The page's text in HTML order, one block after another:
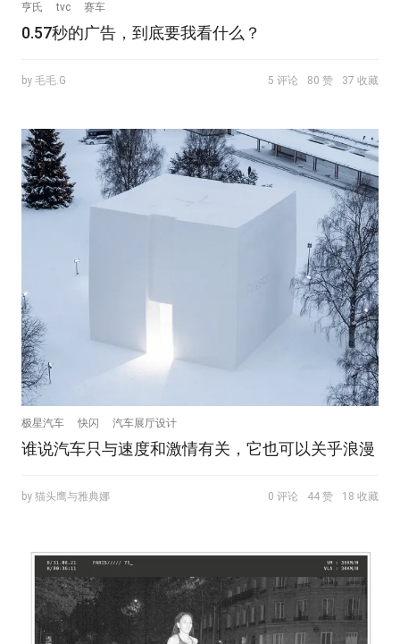
亨氏 tvc 赛车
0.57秒的广告，到底要我看什么？
by 毛毛.G 5 评论 80 赞 37 收藏
极星汽车 快闪 汽车展厅设计
谁说汽车只与速度和激情有关，它也可以关乎浪漫
by 猫头鹰与雅典娜 0 评论 44 赞 18 收藏